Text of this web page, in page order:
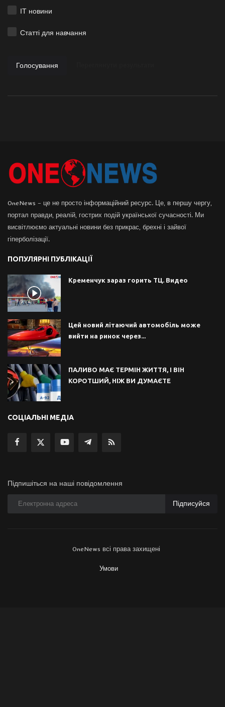
ІТ новини
Статті для навчання
Голосування
OneNews – це не просто інформаційний ресурс. Це, в першу чергу,
портал правди, реалій, гострих подій української сучасності. Ми
висвітлюємо актуальні новини без прикрас, брехні і зайвої
гіперболізації.
ПОПУЛЯРНІ ПУБЛІКАЦІЇ
Кременчук зараз горить ТЦ. Видео
Цей новий літаючий автомобіль може
вийти на ринок через...
ПАЛИВО МАЄ ТЕРМІН ЖИТТЯ, І ВІН
КОРОТШИЙ, НІЖ ВИ ДУМАЄТЕ
СОЦІАЛЬНІ МЕДІА
Підпишіться на наші повідомлення
Підписуйся
OneNews всі права захищені
Умови